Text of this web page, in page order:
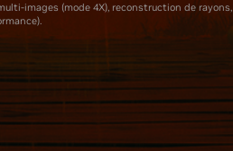
images (mode 4X), reconstruction de rayons,